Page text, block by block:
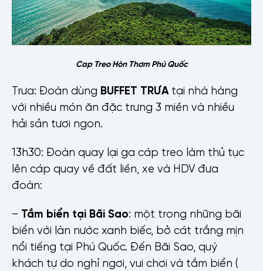
Cap Treo Hòn Thơm Phú Quốc
Trưa: Đoàn dùng BUFFET TRƯAtại nhà hàng
với nhiều món ăn đặc trưng 3 miền và nhiều
hải sản tươi ngon.
13h30: Đoàn quay lại ga cáp treo làm thủ tục
lên cáp quay về đất liền, xe và HDV đưa
đoàn:
– Tắm biển tại Bãi Sao: một trong những bãi
biển với làn nước xanh biếc, bở cát trắng mịn
nổi tiếng tại Phú Quốc. Đến Bãi Sao, quý
khách tự do nghỉ ngơi, vui chơi và tắm biển (